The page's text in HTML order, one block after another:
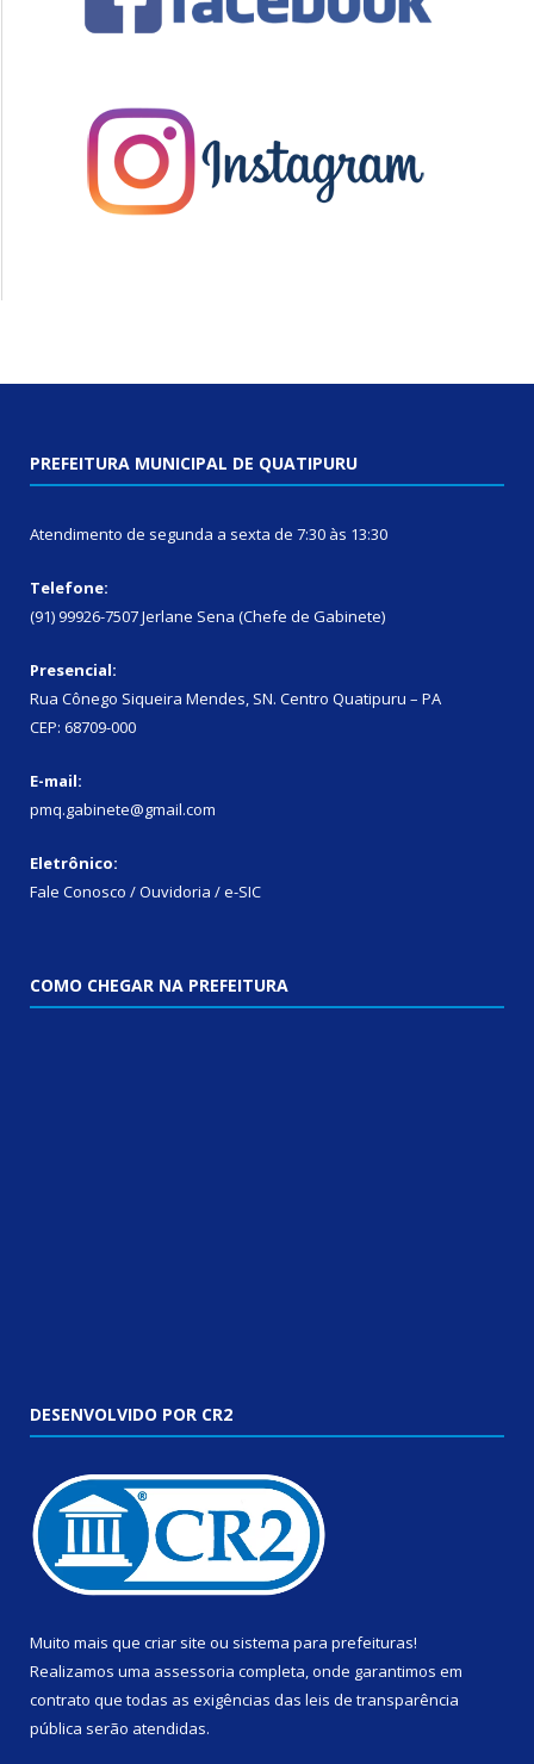
PREFEITURA MUNICIPAL DE QUATIPURU
Atendimento de segunda a sexta de 7:30 às 13:30
Telefone:
(91) 99926-7507 Jerlane Sena (Chefe de Gabinete)
Presencial:
Rua Cônego Siqueira Mendes, SN. Centro Quatipuru – PA
CEP: 68709-000
E-mail:
pmq.gabinete@gmail.com
Eletrônico:
Fale Conosco / Ouvidoria / e-SIC
COMO CHEGAR NA PREFEITURA
DESENVOLVIDO POR CR2
Muito mais que criar site ou sistema para prefeituras!
Realizamos uma assessoria completa, onde garantimos em
contrato que todas as exigências das leis de transparência
pública serão atendidas.